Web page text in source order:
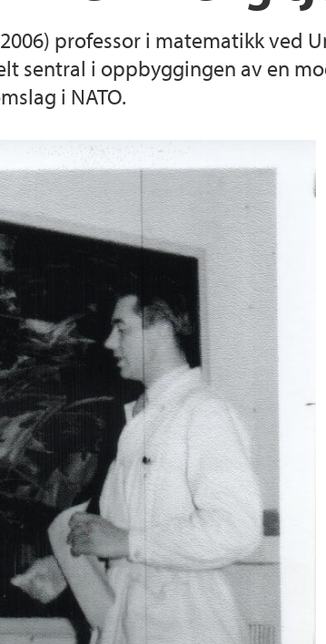
Praksis i
Helse, miljø og
professor i matematikk ved
sentral i oppbyggingen av en
i NATO.